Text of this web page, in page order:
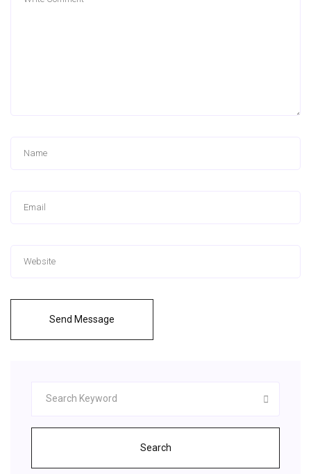
Send Message
Search